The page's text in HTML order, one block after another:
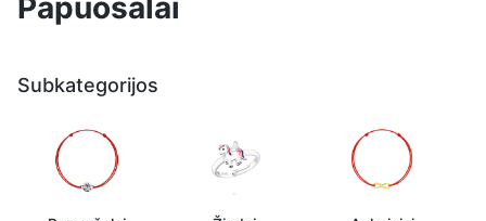
Papuosalai
Subkategorijos